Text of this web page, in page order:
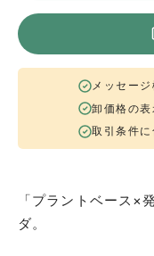
メッセー
卸価格の
取引条件
「プラントベース×
ダ。